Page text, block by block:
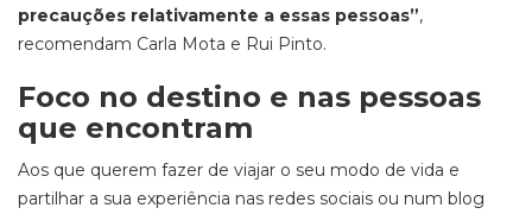
precauções relativamente a essas pessoas”,
recomendam Carla Mota e Rui Pinto.
Foco no destino e nas pessoas
que encontram
Aos que querem fazer de viajar o seu modo de vida e
partilhar a sua experiência nas redes sociais ou num blog